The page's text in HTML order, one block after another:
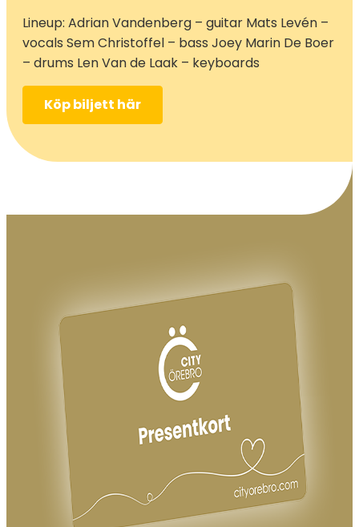
Lineup: Adrian Vandenberg – guitar Mats Levén –
vocals Sem Christoffel – bass Joey Marin De Boer
– drums Len Van de Laak – keyboards
Köp biljett här